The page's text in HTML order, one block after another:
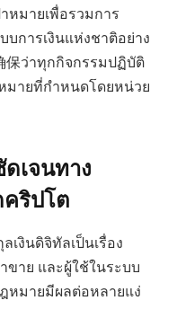
หมายเพื่อรวมการ
บการเงินแห่งชาติอย่าง
ว่าทุกกิจกรรมปฏิบัติ
มายที่กำหนดโดยหน่วย
เจนทาง
ริปโต
งินดิจิทัลเป็นเรื่อง
าย และผู้ใช้ในระบบ
หมายมีผลต่อหลายแง่